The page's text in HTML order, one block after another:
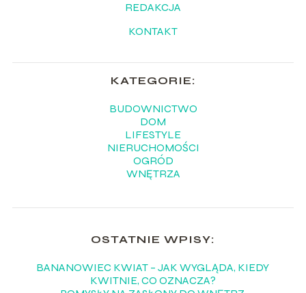
REDAKCJA
KONTAKT
KATEGORIE:
BUDOWNICTWO
DOM
LIFESTYLE
NIERUCHOMOŚCI
OGRÓD
WNĘTRZA
OSTATNIE WPISY:
BANANOWIEC KWIAT – JAK WYGLĄDA, KIEDY
KWITNIE, CO OZNACZA?